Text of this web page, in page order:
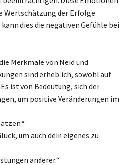
Wertschätzung der Erfolge
dies die negativen Gefühle bei
Merkmale von Neid und
sind erheblich, sowohl auf
ist von Bedeutung, sich der
um positive Veränderungen im
um auch dein eigenes zu
anderer.“